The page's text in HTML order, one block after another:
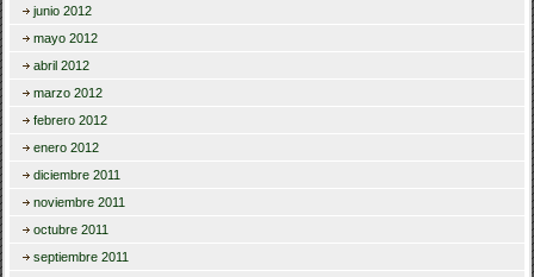
junio 2012
mayo 2012
abril 2012
marzo 2012
febrero 2012
enero 2012
diciembre 2011
noviembre 2011
octubre 2011
septiembre 2011